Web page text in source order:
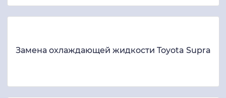
Замена охлаждающей жидкости Toyota Supra